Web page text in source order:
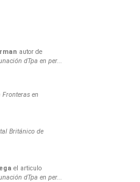
autor de
dTpa en per...
Fronteras en
Británico de
el articulo
dTpa en per...